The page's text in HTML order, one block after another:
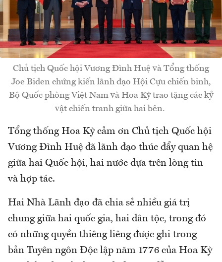
Chủ tịch Quốc hội Vương Đình Huệ và Tổng thống
Joe Biden chứng kiến lãnh đạo Hội Cựu chiến binh,
Bộ Quốc phòng Việt Nam và Hoa Kỳ trao tặng các kỷ
vật chiến tranh giữa hai bên.
Tổng thống Hoa Kỳ cảm ơn Chủ tịch Quốc hội
Vương Đình Huệ đã lãnh đạo thúc đẩy quan hệ
giữa hai Quốc hội, hai nước dựa trên lòng tin
và hợp tác.
Hai Nhà Lãnh đạo đã chia sẻ nhiều giá trị
chung giữa hai quốc gia, hai dân tộc, trong đó
có những quyền thiêng liêng được ghi trong
bản Tuyên ngôn Độc lập năm 1776 của Hoa Kỳ